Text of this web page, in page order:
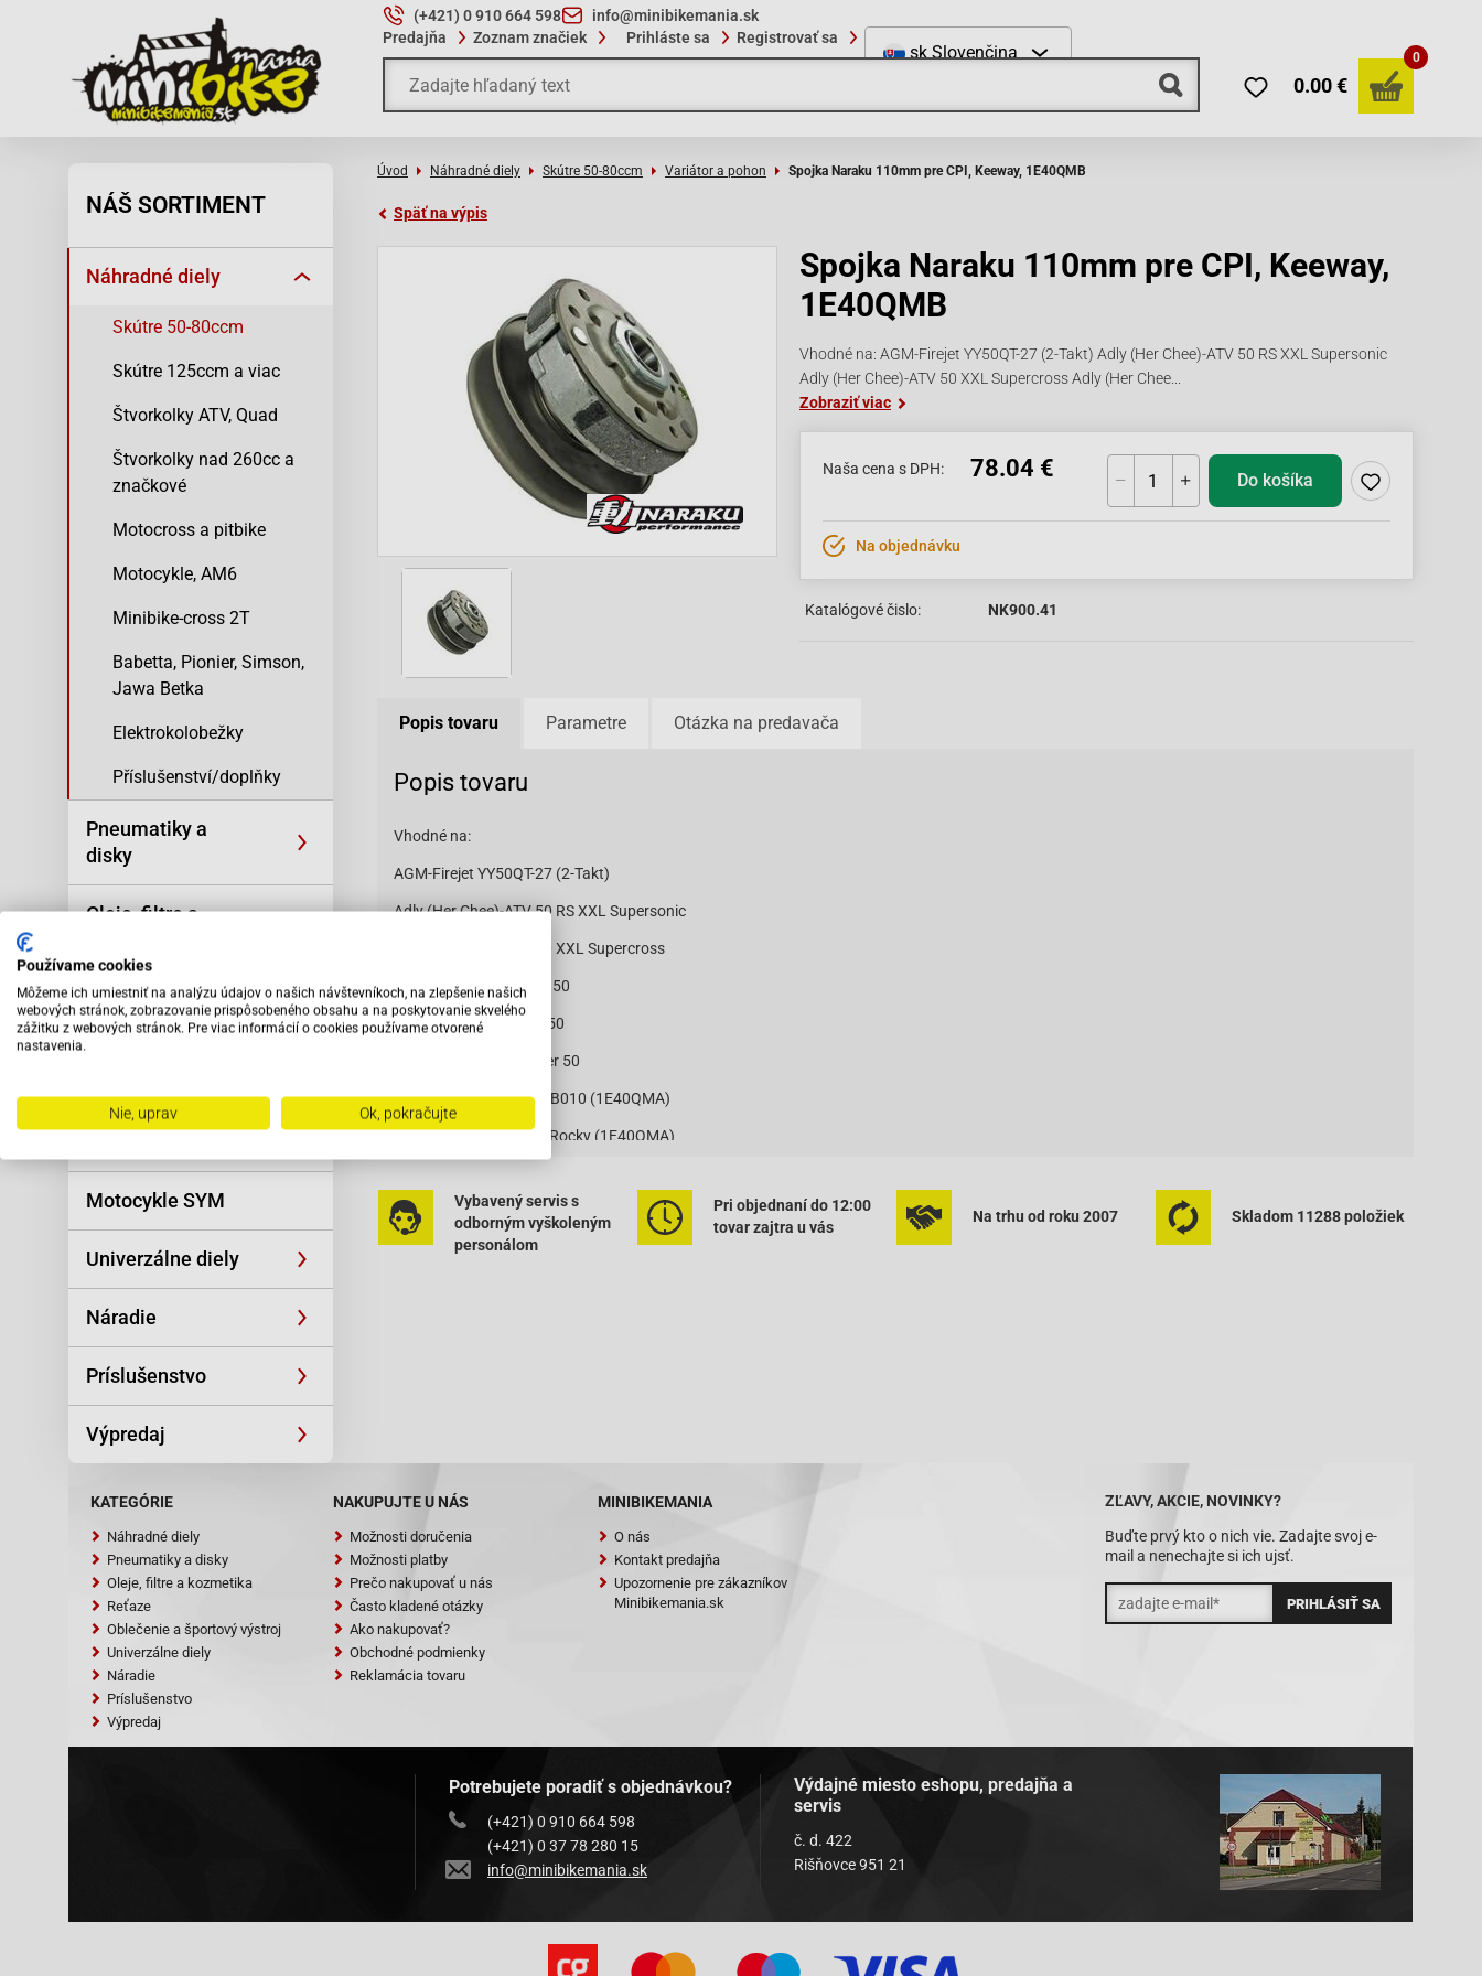
(+421) 0 910 664 598
info@minibikemania.sk
Predajňa
Zoznam značiek Prihláste sa Registrovať sa
sk Slovenčina
0.00 €
0
NÁŠ SORTIMENT
Náhradné diely
Skútre 50-80ccm
Skútre 125ccm a viac
Štvorkolky ATV, Quad
Štvorkolky nad 260cc a
značkové
Motocross a pitbike
Motocykle, AM6
Minibike-cross 2T
Babetta, Pionier, Simson,
Jawa Betka
Elektrokolobežky
Příslušenství/doplňky
Pneumatiky a
disky
Oleje, filtre a
Reťaze
Motocykle SYM
Univerzálne diely
Náradie
Príslušenstvo
Výpredaj
Úvod Náhradné diely Skútre 50-80ccm Variátor a pohon Spojka Naraku 110mm pre CPI, Keeway, 1E40QMB
Späť na výpis
Spojka Naraku 110mm pre CPI, Keeway,
1E40QMB
Vhodné na: AGM-Firejet YY50QT-27 (2-Takt) Adly (Her Chee)-ATV 50 RS XXL Supersonic
Adly (Her Chee)-ATV 50 XXL Supercross Adly (Her Chee...
Zobraziť viac
Naša cena s DPH: 78.04 € Do košíka
Na objednávku
Katalógové čislo: NK900.41
Popis tovaru Parametre Otázka na predavača
Popis tovaru
Vhodné na:
AGM-Firejet YY50QT-27 (2-Takt)
Adly (Her Chee)-ATV 50 RS XXL Supersonic
Adly (Her Chee)-ATV 50 XXL Supercross
Adly (Her Chee)-Air Tec 50
Adly (Her Chee)-Noble 50
Adly (Her Chee)-Panther 50
Baotian-BT49QT-18C1 B010 (1E40QMA)
Baotian-BT49QT-18E1 Rocky (1E40QMA)
Baotian-BT49QT-20C (1E40QMA)
Baotian-BT49QT-28A (1E40QMA)
CPI-FREAKY
CPI-HUSSAR (E1) bis 2003
CPI-HUSSAR (E2) ab 2003
CPI-OLIVER (E1) bis 2003
CPI-OLIVER Sport 50 ab 2005
CPI-POPCORN (E1) bis 2003
CPI-POPCORN (E2) ab 2003
Dinli-DL 603 50ccm
Explorer (A.T.U)-Explorer Kallio 50
Čítať viac
Vybavený servis s
odborným vyškoleným
personálom
Pri objednaní do 12:00
tovar zajtra u vás
Na trhu od roku 2007 Skladom 11288 položiek
ZĽAVY, AKCIE, NOVINKY?
Buďte prvý kto o nich vie. Zadajte svoj e-
mail a nenechajte si ich ujsť.
KATEGÓRIE
Náhradné diely
Pneumatiky a disky
Oleje, filtre a kozmetika
Reťaze
Oblečenie a športový výstroj
Univerzálne diely
Náradie
Príslušenstvo
Výpredaj
NAKUPUJTE U NÁS
Možnosti doručenia
Možnosti platby
Prečo nakupovať u nás
Často kladené otázky
Ako nakupovať?
Obchodné podmienky
Reklamácia tovaru
MINIBIKEMANIA
O nás
Kontakt predajňa
Upozornenie pre zákazníkov
Minibikemania.sk
Potrebujete poradiť s objednávkou?
(+421) 0 910 664 598
(+421) 0 37 78 280 15
info@minibikemania.sk
Výdajné miesto eshopu, predajňa a
servis
č. d. 422
Rišňovce 951 21
Používame cookies
Môžeme ich umiestniť na analýzu údajov o našich návštevníkoch, na zlepšenie našich
webových stránok, zobrazovanie prispôsobeného obsahu a na poskytovanie skvelého
zážitku z webových stránok. Pre viac informácií o cookies používame otvorené
nastavenia.
Nie, uprav Ok, pokračujte